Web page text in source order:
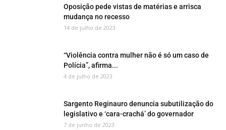
Oposição pede vistas de matérias e arrisca
mudança no recesso
14 de julho de 2023
“Violência contra mulher não é só um caso de
Polícia”, afirma...
4 de julho de 2023
Sargento Reginauro denuncia subutilização do
legislativo e ‘cara-crachá’ do governador
7 de junho de 2023